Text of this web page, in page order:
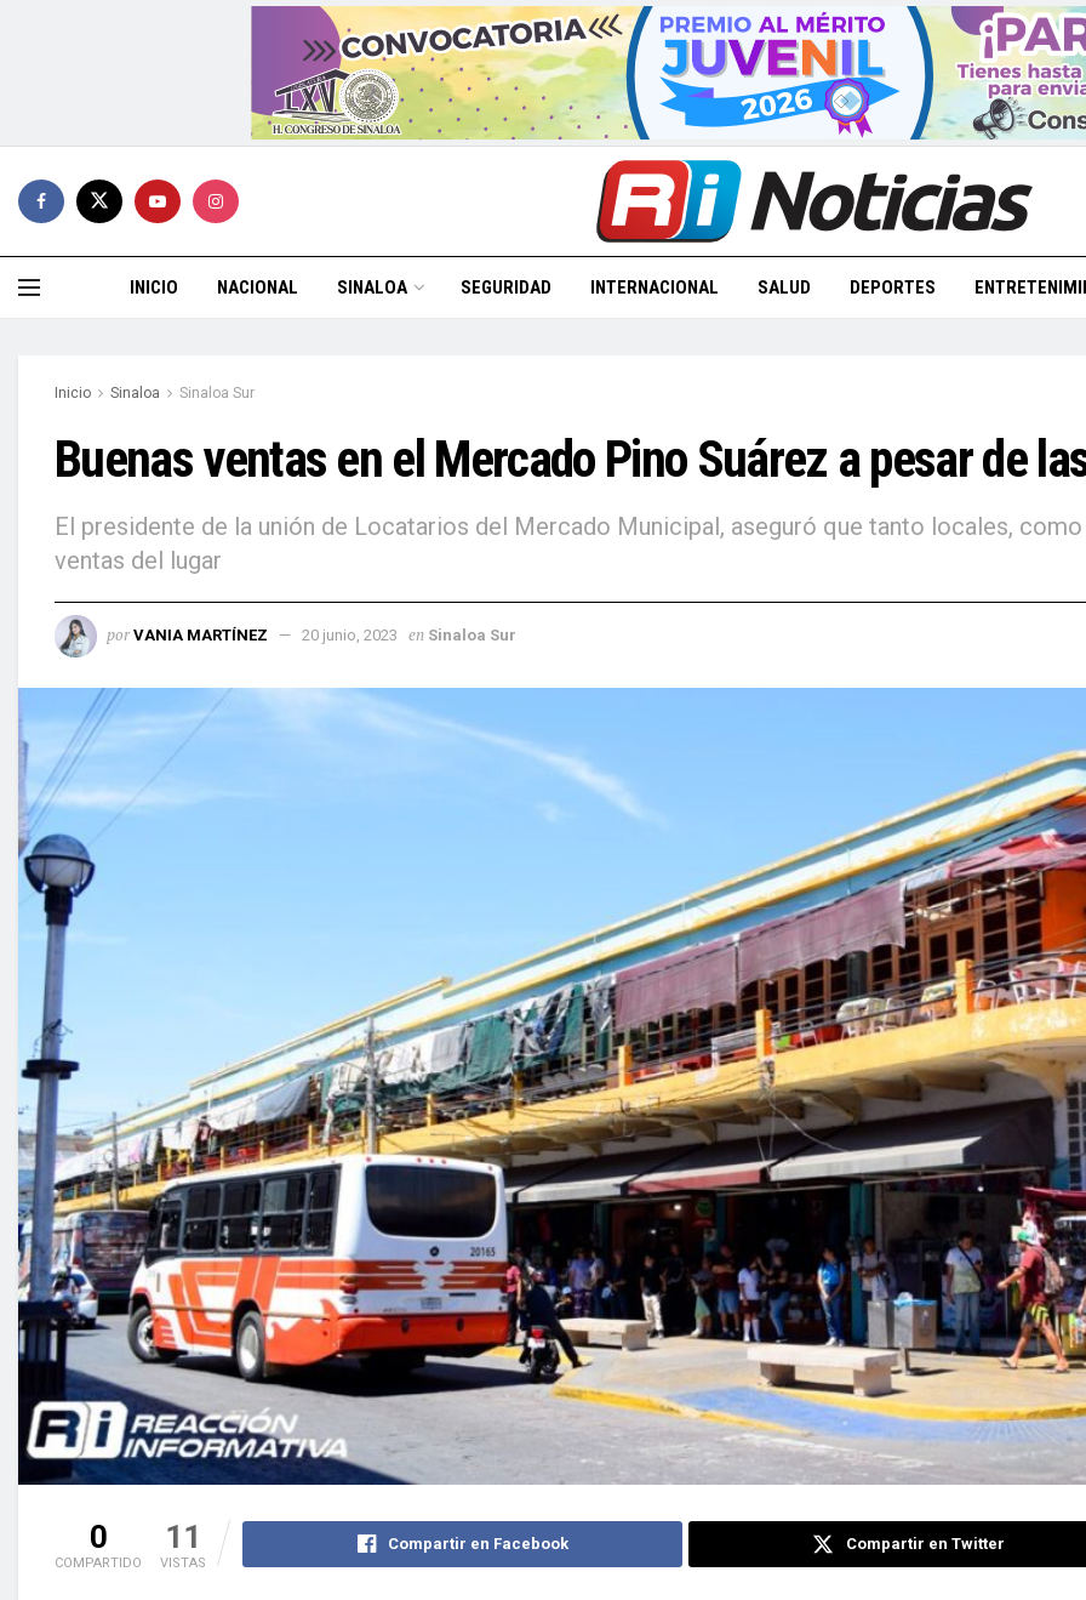
INICIO NACIONAL SINALOA SEGURIDAD INTERNACIONAL SALUD DEPORTES
Inicio Sinaloa Sinaloa Sur
Buenas ventas en el Mercado Pino Suárez a pesar de
El presidente de la unión de Locatarios del Mercado Municipal, aseguró que tanto locales,
ventas del lugar
por VANIA MARTÍNEZ 20 junio, 2023 en Sinaloa Sur
0
COMPARTIDO
11
VISTAS
Compartir en Facebook Compartir en Twitter